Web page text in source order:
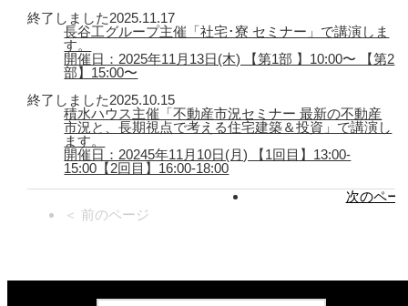
終了しました2025.11.17
長谷工グループ主催「社宅･寮 セミナー」で講演しま
す。
開催日：2025年11月13日(木) 【第1部 】10:00〜 【第2
部】15:00〜
終了しました2025.10.15
積水ハウス主催「不動産市況セミナー 最新の不動産
市況と、長期視点で考える住宅建築＆投資」で講演し
ます。
開催日：20245年11月10日(月) 【1回目】13:00-
15:00【2回目】16:00-18:00
＜ 前のページ
次のペー